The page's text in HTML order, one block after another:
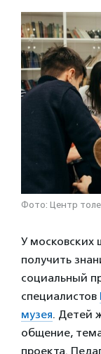
Фото: Центр
У московских
получить
социальный
специалистов
музея. Детей
общение,
проекта.